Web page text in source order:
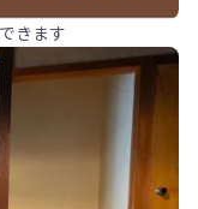
きます